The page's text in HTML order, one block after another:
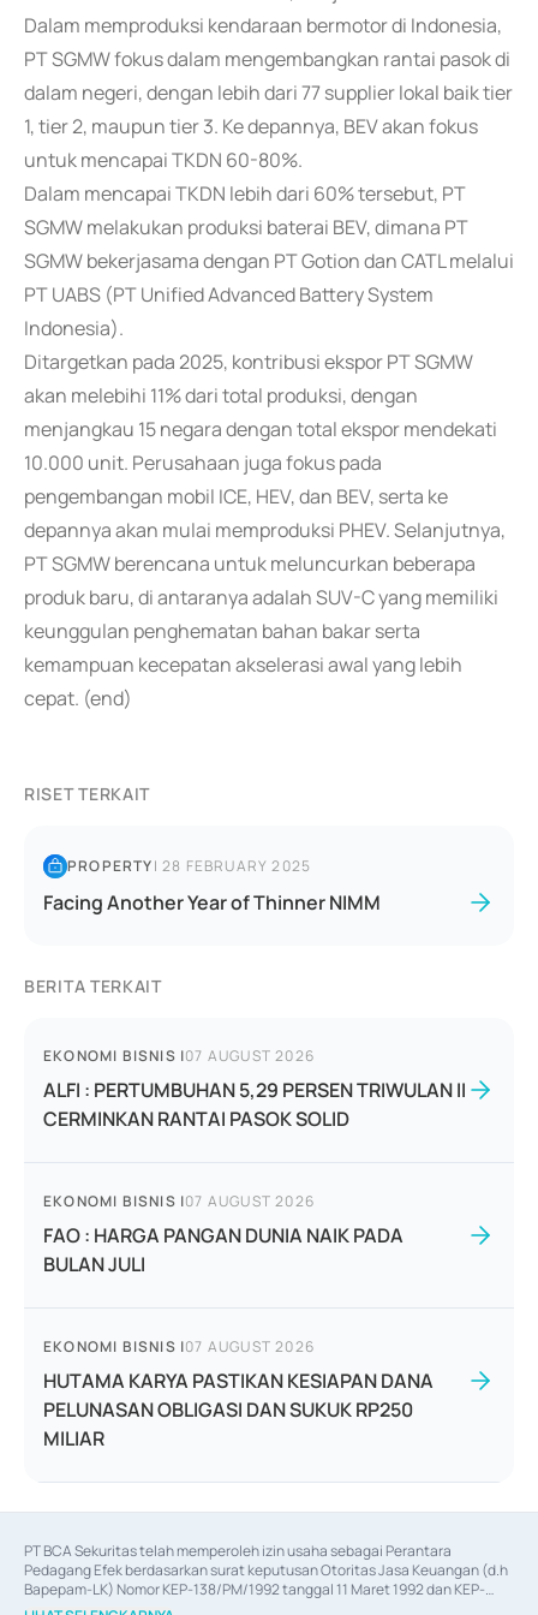
Dalam memproduksi kendaraan bermotor di Indonesia,
PT SGMW fokus dalam mengembangkan rantai pasok di
dalam negeri, dengan lebih dari 77 supplier lokal baik tier
1, tier 2, maupun tier 3. Ke depannya, BEV akan fokus
untuk mencapai TKDN 60-80%.
Dalam mencapai TKDN lebih dari 60% tersebut, PT
SGMW melakukan produksi baterai BEV, dimana PT
SGMW bekerjasama dengan PT Gotion dan CATL melalui
PT UABS (PT Unified Advanced Battery System
Indonesia).
Ditargetkan pada 2025, kontribusi ekspor PT SGMW
akan melebihi 11% dari total produksi, dengan
menjangkau 15 negara dengan total ekspor mendekati
10.000 unit. Perusahaan juga fokus pada
pengembangan mobil ICE, HEV, dan BEV, serta ke
depannya akan mulai memproduksi PHEV. Selanjutnya,
PT SGMW berencana untuk meluncurkan beberapa
produk baru, di antaranya adalah SUV-C yang memiliki
keunggulan penghematan bahan bakar serta
kemampuan kecepatan akselerasi awal yang lebih
cepat. (end)
RISET TERKAIT
PROPERTY|28 FEBRUARY 2025
Facing Another Year of Thinner NIMM
BERITA TERKAIT
EKONOMI BISNIS |07 AUGUST 2026
ALFI : PERTUMBUHAN 5,29 PERSEN TRIWULAN II
CERMINKAN RANTAI PASOK SOLID
EKONOMI BISNIS |07 AUGUST 2026
FAO : HARGA PANGAN DUNIA NAIK PADA
BULAN JULI
EKONOMI BISNIS |07 AUGUST 2026
HUTAMA KARYA PASTIKAN KESIAPAN DANA
PELUNASAN OBLIGASI DAN SUKUK RP250
MILIAR
PT BCA Sekuritas telah memperoleh izin usaha sebagai Perantara
Pedagang Efek berdasarkan surat keputusan Otoritas Jasa Keuangan (d.h
Bapepam-LK) Nomor KEP-138/PM/1992 tanggal 11 Maret 1992 dan KEP-
06/D.04/2014 tanggal 28 Februari 2014, izin usaha sebagai Penjamin Emisi